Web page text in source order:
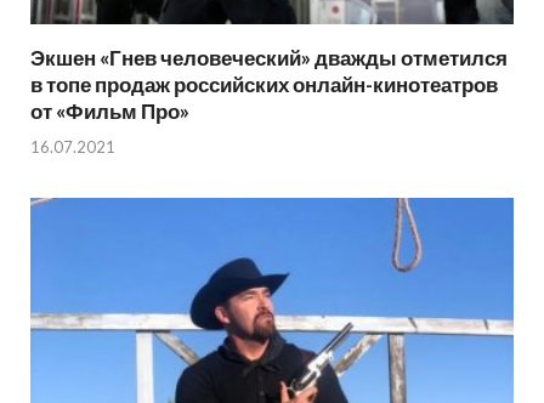
Экшен «Гнев человеческий» дважды отметился
в топе продаж российских онлайн-кинотеатров
от «Фильм Про»
16.07.2021